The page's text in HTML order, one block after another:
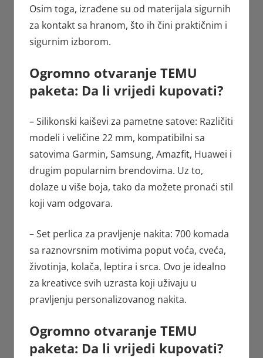
Osim toga, izrađene su od materijala sigurnih
za kontakt sa hranom, što ih čini praktičnim i
sigurnim izborom.
Ogromno otvaranje TEMU
paketa: Da li vrijedi kupovati?
– Silikonski kaiševi za pametne satove: Različiti
modeli i veličine 22 mm, kompatibilni sa
satovima Garmin, Samsung, Amazfit, Huawei i
drugim popularnim brendovima. Uz to,
dolaze u više boja, tako da možete pronaći stil
koji vam odgovara.
– Set perlica za pravljenje nakita: 700 komada
sa raznovrsnim motivima poput voća, cveća,
životinja, kolača, leptira i srca. Ovo je idealno
za kreativce svih uzrasta koji uživaju u
pravljenju personalizovanog nakita.
Ogromno otvaranje TEMU
paketa: Da li vrijedi kupovati?